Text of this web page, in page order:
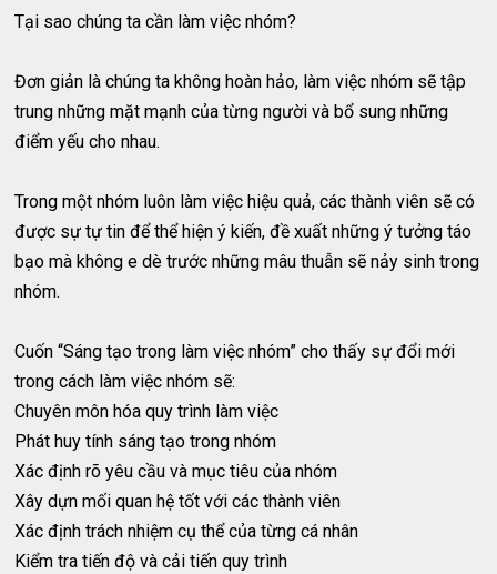
Tại sao chúng ta cần làm việc nhóm?
Đơn giản là chúng ta không hoàn hảo, làm việc nhóm sẽ tập
trung những mặt mạnh của từng người và bổ sung những
điểm yếu cho nhau.
Trong một nhóm luôn làm việc hiệu quả, các thành viên sẽ có
được sự tự tin để thể hiện ý kiến, đề xuất những ý tưởng táo
bạo mà không e dè trước những mâu thuẫn sẽ nảy sinh trong
nhóm.
Cuốn “Sáng tạo trong làm việc nhóm” cho thấy sự đổi mới
trong cách làm việc nhóm sẽ:
Chuyên môn hóa quy trình làm việc
Phát huy tính sáng tạo trong nhóm
Xác định rõ yêu cầu và mục tiêu của nhóm
Xây dựn mối quan hệ tốt với các thành viên
Xác định trách nhiệm cụ thể của từng cá nhân
Kiểm tra tiến độ và cải tiến quy trình